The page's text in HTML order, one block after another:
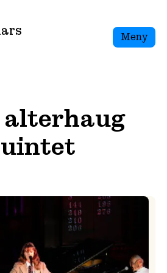
Meny
alterhaug